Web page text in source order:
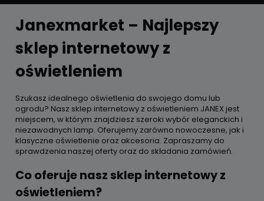
Janexmarket – Najlepszy
sklep internetowy z
oświetleniem
Szukasz idealnego oświetlenia do swojego domu lub
ogrodu? Nasz sklep internetowy z oświetleniem JANEX jest
miejscem, w którym znajdziesz szeroki wybór eleganckich i
niezawodnych lamp. Oferujemy zarówno nowoczesne, jak i
klasyczne oświetlenie oraz akcesoria. Zapraszamy do
sprawdzenia naszej oferty oraz do składania zamówień.
Co oferuje nasz sklep internetowy z
oświetleniem?